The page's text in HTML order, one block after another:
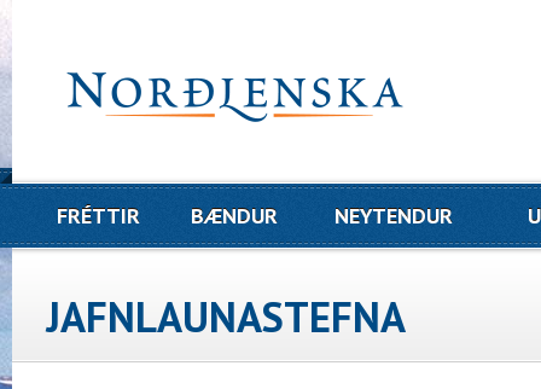
JAFNLAUNASTEFNA
FRÉTTIR BÆNDUR NEYTENDUR